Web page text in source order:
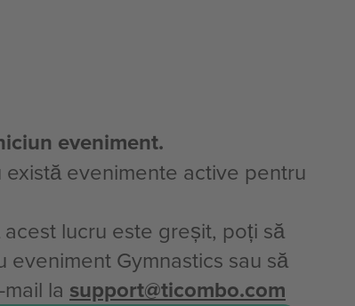
eveniment.
evenimente active pentru
lucru este greșit, poți să
eveniment Gymnastics sau să
la support@ticombo.com